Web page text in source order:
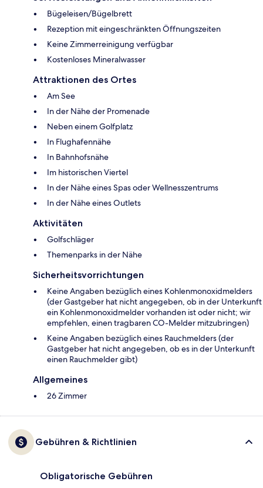
Bügeleisen/Bügelbrett
Rezeption mit eingeschränkten Öffnungszeiten
Keine Zimmerreinigung verfügbar
Kostenloses Mineralwasser
Attraktionen des Ortes
Am See
In der Nähe der Promenade
Neben einem Golfplatz
In Flughafennähe
In Bahnhofsnähe
Im historischen Viertel
In der Nähe eines Spas oder Wellnesszentrums
In der Nähe eines Outlets
Aktivitäten
Golfschläger
Themenparks in der Nähe
Sicherheitsvorrichtungen
Keine Angaben bezüglich eines Kohlenmonoxidmelders
(der Gastgeber hat nicht angegeben, ob in der Unterkunft
ein Kohlenmonoxidmelder vorhanden ist oder nicht; wir
empfehlen, einen tragbaren CO-Melder mitzubringen)
Keine Angaben bezüglich eines Rauchmelders (der
Gastgeber hat nicht angegeben, ob es in der Unterkunft
einen Rauchmelder gibt)
Allgemeines
26 Zimmer
Gebühren & Richtlinien
Obligatorische Gebühren